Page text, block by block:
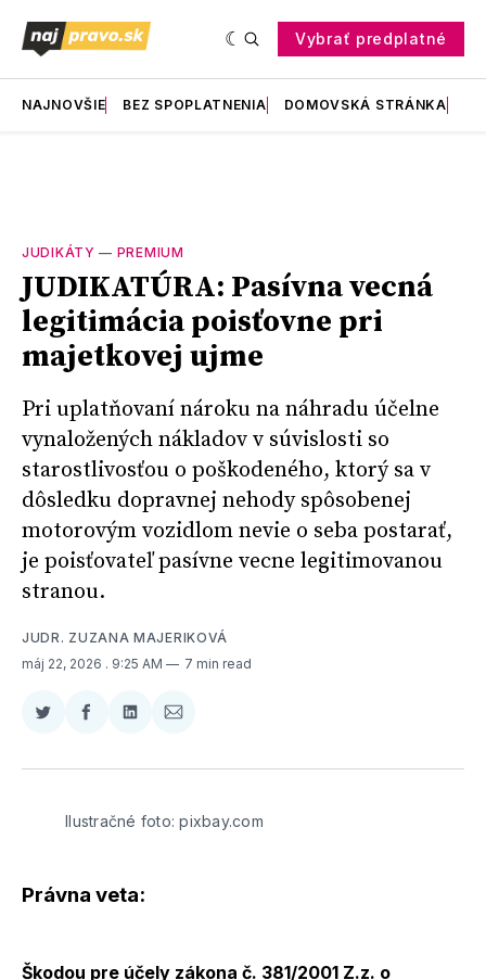
Vybrať predplatné
NAJNOVŠIE BEZ SPOPLATNENIA DOMOVSKÁ STRÁNKA
JUDIKÁTY — PREMIUM
JUDIKATÚRA: Pasívna vecná
legitimácia poisťovne pri
majetkovej ujme
Pri uplatňovaní nároku na náhradu účelne
vynaložených nákladov v súvislosti so
starostlivosťou o poškodeného, ktorý sa v
dôsledku dopravnej nehody spôsobenej
motorovým vozidlom nevie o seba postarať,
je poisťovateľ pasívne vecne legitimovanou
stranou.
JUDR. ZUZANA MAJERIKOVÁ
máj 22, 2026 . 9:25 AM 7 min read
Zdieľať
Twitter
Zdieľať
Facebooku
Zdieľať
LinkedIne
Zdieľať
E-
Ilustračné foto: pixbay.com
Právna veta:
Škodou pre účely zákona č. 381/2001 Z.z. o